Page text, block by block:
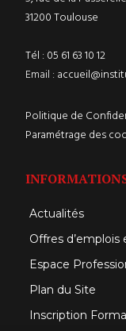
31200 Toulouse
Tél : 05 61 63 10 12
Email :
Politique de
Paramétrage des
Actualités
Offres d’emplois
Espace
Plan du Site
Inscription